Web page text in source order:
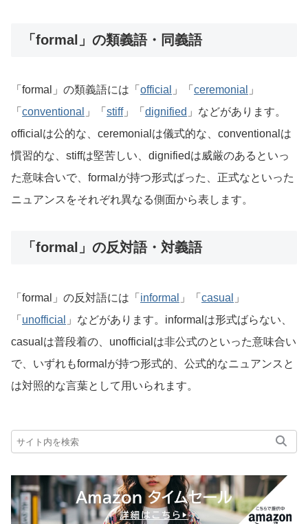
「formal」の類義語・同義語
「formal」の類義語には「 official 」「 ceremonial
」
「 conventional 」「 stiff」「 dignified 」などがあります。
officialは公的な、ceremonialは儀式的な、conventionalは
慣習的な、stiffは堅苦しい、dignifiedは威厳のあるといっ
た意味合いで、formalが持つ形式ばった、正式なといった
ニュアンスをそれぞれ異なる側面から表します。
「formal」の反対語・対義語
「formal」の反対語には「 informal 」「 casual
」
「 unofficial
」などがあります。informalは形式ばらない、
casualは普段着の、unofficialは非公式のといった意味合い
で、いずれもformalが持つ形式的、公式的なニュアンスと
は対照的な言葉として用いられます。